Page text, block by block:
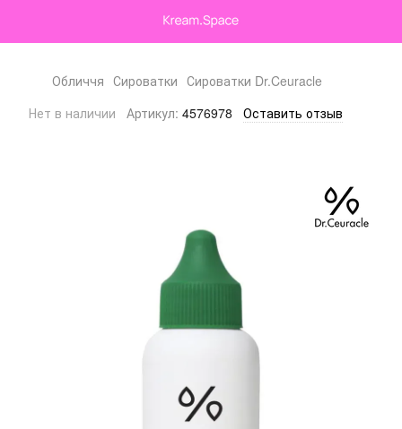
Обличчя Сироватки Сироватки Dr.Ceuracle
Нет в наличии
Артикул: 4576978 Оставить отзыв